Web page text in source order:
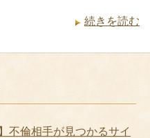
続きを読む
不倫相手が見つかるサイ